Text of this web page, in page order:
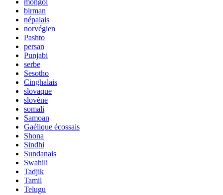
birman
népalais
norvégien
Pashto
persan
Punjabi
serbe
Sesotho
Cinghalais
slovaque
slovène
somali
Samoan
Gaélique écossais
Shona
Sindhi
Sundanais
Swahili
Tadjik
Tamil
Telugu